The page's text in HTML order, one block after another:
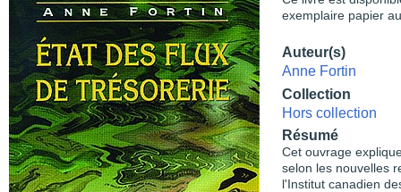
exemplaire papier
Auteur(s)
Anne Fortin
Collection
Hors collection
Résumé
Cet ouvrage
selon les nouvelles
l'Institut canadien